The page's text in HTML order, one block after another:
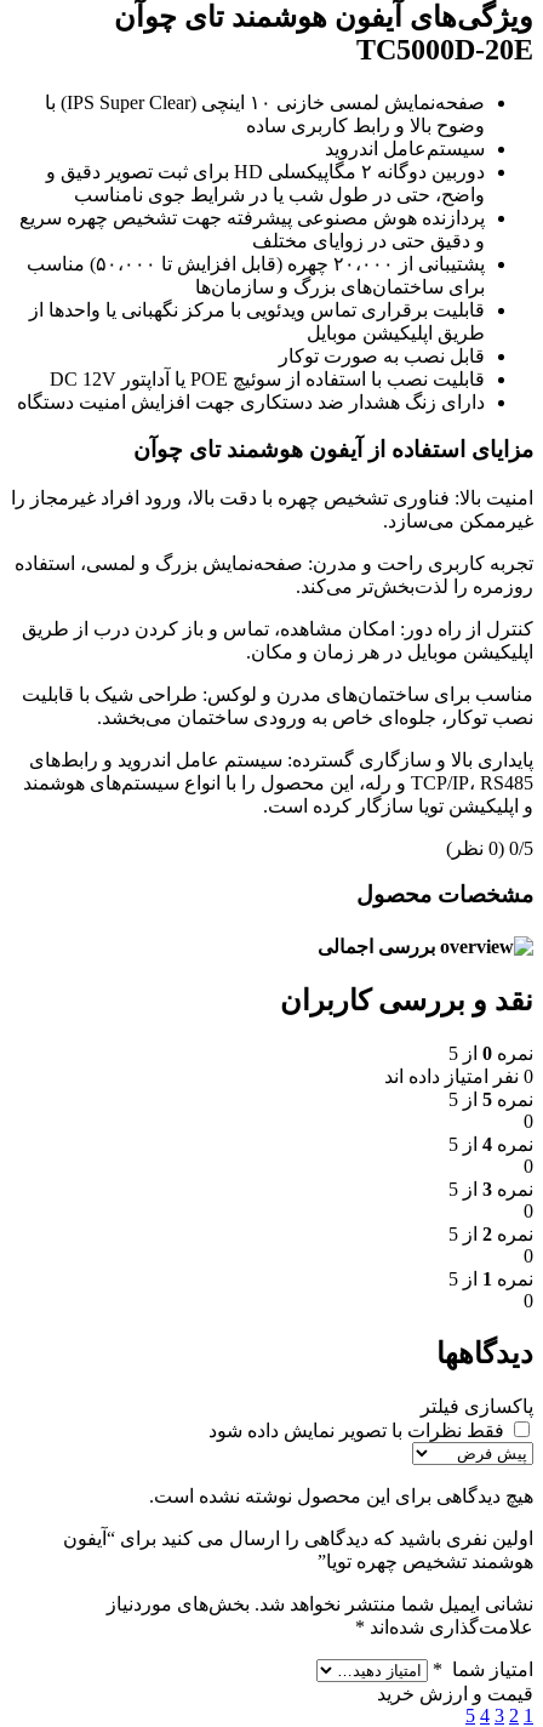
ویژگی‌های آیفون هوشمند تای چوآن
TC5000D-20E
صفحه‌نمایش لمسی خازنی ۱۰ اینچی (IPS Super Clear) با
وضوح بالا و رابط کاربری ساده
سیستم‌عامل اندروید
دوربین دوگانه ۲ مگاپیکسلی HD برای ثبت تصویر دقیق و
واضح، حتی در طول شب یا در شرایط جوی نامناسب
پردازنده هوش مصنوعی پیشرفته جهت تشخیص چهره سریع
و دقیق حتی در زوایای مختلف
پشتیبانی از ۲۰،۰۰۰ چهره (قابل افزایش تا ۵۰،۰۰۰) مناسب
برای ساختمان‌های بزرگ و سازمان‌ها
قابلیت برقراری تماس ویدئویی با مرکز نگهبانی یا واحدها از
طریق اپلیکیشن موبایل
قابل نصب به صورت توکار
قابلیت نصب با استفاده از سوئیچ POE یا آداپتور DC 12V
دارای زنگ هشدار ضد دستکاری جهت افزایش امنیت دستگاه
مزایای استفاده از آیفون هوشمند تای چوآن
امنیت بالا: فناوری تشخیص چهره با دقت بالا، ورود افراد غیرمجاز را
غیرممکن می‌سازد.
تجربه کاربری راحت و مدرن: صفحه‌نمایش بزرگ و لمسی، استفاده
روزمره را لذت‌بخش‌تر می‌کند.
کنترل از راه دور: امکان مشاهده، تماس و باز کردن درب از طریق
اپلیکیشن موبایل در هر زمان و مکان.
مناسب برای ساختمان‌های مدرن و لوکس: طراحی شیک با قابلیت
نصب توکار، جلوه‌ای خاص به ورودی ساختمان می‌بخشد.
پایداری بالا و سازگاری گسترده: سیستم عامل اندروید و رابط‌های
TCP/IP، RS485 و رله، این محصول را با انواع سیستم‌های هوشمند
و اپلیکیشن تویا سازگار کرده است.
‫0/5 ‫(0 نظر)
مشخصات محصول
بررسی اجمالی
نقد و بررسی کاربران
نمره 0 از 5
0 نفر امتیاز داده اند
نمره 5 از 5
0
نمره 4 از 5
0
نمره 3 از 5
0
نمره 2 از 5
0
نمره 1 از 5
0
دیدگاهها
پاکسازی فیلتر
فقط نظرات با تصویر نمایش داده شود
هیچ دیدگاهی برای این محصول نوشته نشده است.
اولین نفری باشید که دیدگاهی را ارسال می کنید برای “آیفون
هوشمند تشخیص چهره تویا”
نشانی ایمیل شما منتشر نخواهد شد. بخش‌های موردنیاز
علامت‌گذاری شده‌اند *
امتیاز شما *
قیمت و ارزش خرید
1
2
3
4
5